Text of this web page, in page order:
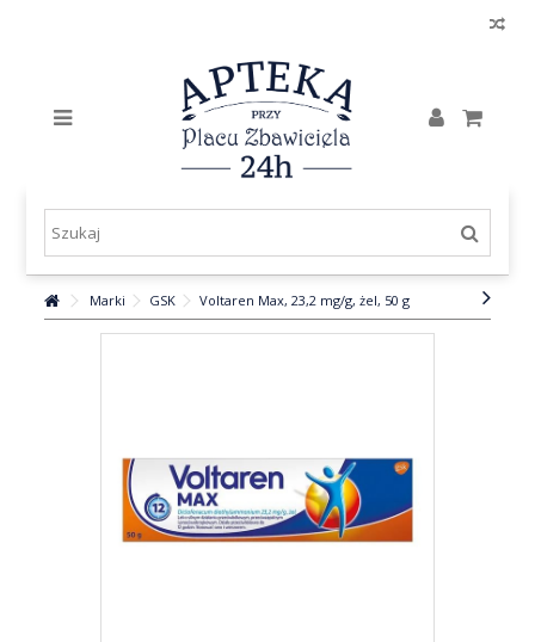
Marki GSK Voltaren Max, 23,2 mg/g, żel, 50 g